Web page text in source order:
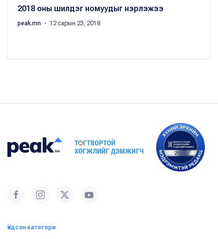
2018 оны шилдэг номуудыг нэрлэжээ
peak.mn ・ 12 сарын 23, 2018
Үндсэн категори